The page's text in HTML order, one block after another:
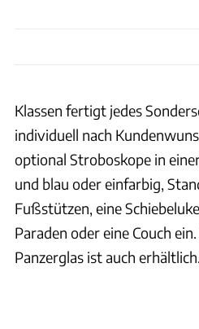
Klassen fertigt jedes
individuell nach
optional Stroboskope in
und blau oder einfarbig,
Fußstützen, eine
Paraden oder eine Couch
Panzerglas ist auch erhältlich.